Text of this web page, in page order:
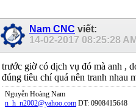
Nam CNC viết:
14-02-2017 08:25:28 AM
trước giờ có dịch vụ đó mà anh ,
đúng tiêu chí quá nên tranh nhau
Nguyễn Hoàng Nam
n_h_n2002@yahoo.com DT: 0908415648